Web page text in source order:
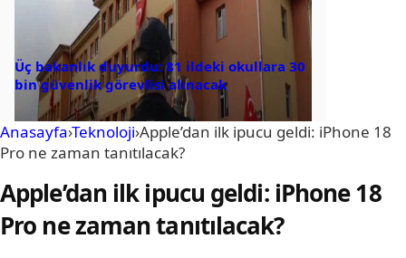
Üç bakanlık duyurdu: 81 ildeki okullara 30
bin güvenlik görevlisi alınacak
Anasayfa›Teknoloji›Apple’dan ilk ipucu geldi: iPhone 18
Pro ne zaman tanıtılacak?
Apple’dan ilk ipucu geldi: iPhone 18
Pro ne zaman tanıtılacak?